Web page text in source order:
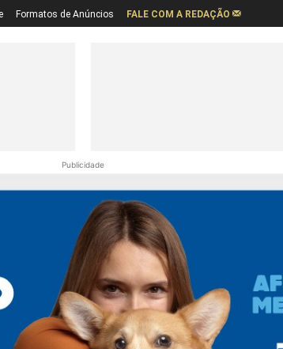
Formatos de Anúncios FALE COM A REDAÇÃO
Publicidade